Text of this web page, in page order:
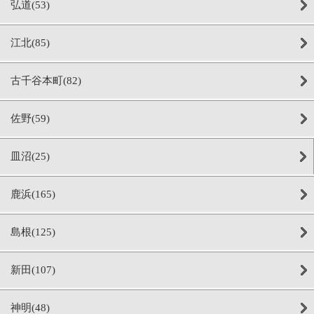
弘道(53)
江北(85)
古千谷本町(82)
佐野(59)
皿沼(25)
鹿浜(165)
島根(125)
新田(107)
神明(48)